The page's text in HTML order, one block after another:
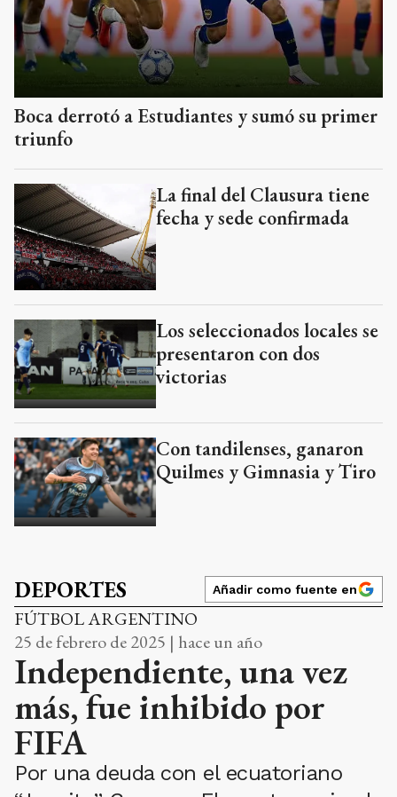
Boca derrotó a Estudiantes y sumó su primer
triunfo
La final del Clausura tiene
fecha y sede confirmada
Los seleccionados locales se
presentaron con dos
victorias
Con tandilenses, ganaron
Quilmes y Gimnasia y Tiro
DEPORTES Añadir como fuente en
FÚTBOL ARGENTINO
25 de febrero de 2025 | hace un año
Independiente, una vez
más, fue inhibido por
FIFA
Por una deuda con el ecuatoriano